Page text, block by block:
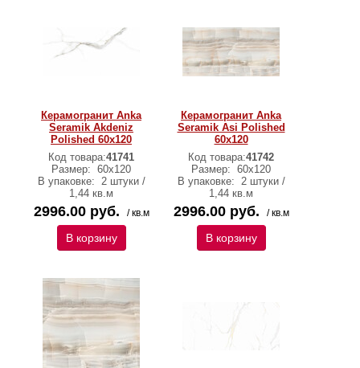
Керамогранит Anka
Seramik Akdeniz
Polished 60x120
Код товара:41741
Размер: 60х120
В упаковке: 2 штуки /
1,44 кв.м
2996.00 руб. / кв.м
В корзину
Керамогранит Anka
Seramik Asi Polished
60x120
Код товара:41742
Размер: 60х120
В упаковке: 2 штуки /
1,44 кв.м
2996.00 руб. / кв.м
В корзину